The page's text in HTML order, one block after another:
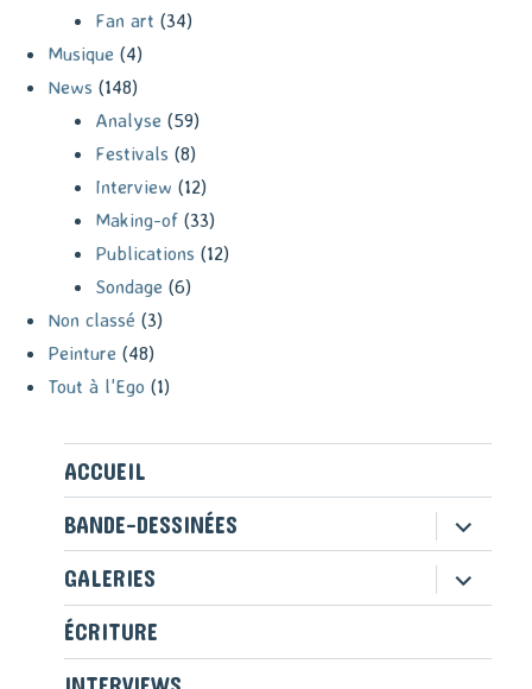
Fan art (34)
Musique (4)
News (148)
Analyse (59)
Festivals (8)
Interview (12)
Making-of (33)
Publications (12)
Sondage (6)
Non classé (3)
Peinture (48)
Tout à l'Ego (1)
ACCUEIL
BANDE-DESSINÉES
ouvrir
le
sous-
menu
GALERIES ouvrir
le
ÉCRITURE